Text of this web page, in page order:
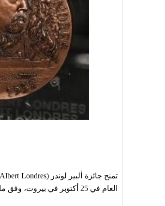
ت
العام في 25 أكتوبر في بيروت، وفق ما أعلن المنظّمون أمس الأربعاء.